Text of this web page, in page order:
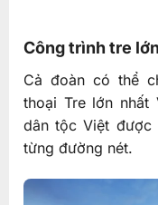
Công trình tre
Cả đoàn có thể
thoại Tre lớn nhất
dân tộc Việt được
từng đường nét.